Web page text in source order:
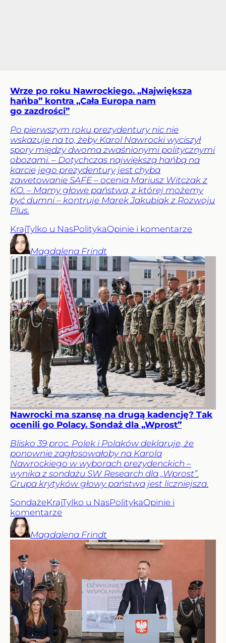
Wrze po roku Nawrockiego. „Największa
hańba” kontra „Cała Europa nam
go zazdrości”
Po pierwszym roku prezydentury nic nie
wskazuje na to, żeby Karol Nawrocki wyciszył
spory między dwoma zwaśnionymi politycznymi
obozami. – Dotychczas największą hańbą na
karcie jego prezydentury jest chyba
zawetowanie SAFE – ocenia Mariusz Witczak z
KO. – Mamy głowę państwa, z której możemy
być dumni – kontruje Marek Jakubiak z Rozwoju
Plus.
KrajTylko u NasPolitykaOpinie i komentarze
Magdalena Frindt
Nawrocki ma szansę na drugą kadencję? Tak
ocenili go Polacy. Sondaż dla „Wprost”
Blisko 39 proc. Polek i Polaków deklaruje, że
ponownie zagłosowałoby na Karola
Nawrockiego w wyborach prezydenckich –
wynika z sondażu SW Research dla „Wprost”.
Grupa krytyków głowy państwa jest liczniejsza.
SondażeKrajTylko u NasPolitykaOpinie i
komentarze
Magdalena Frindt